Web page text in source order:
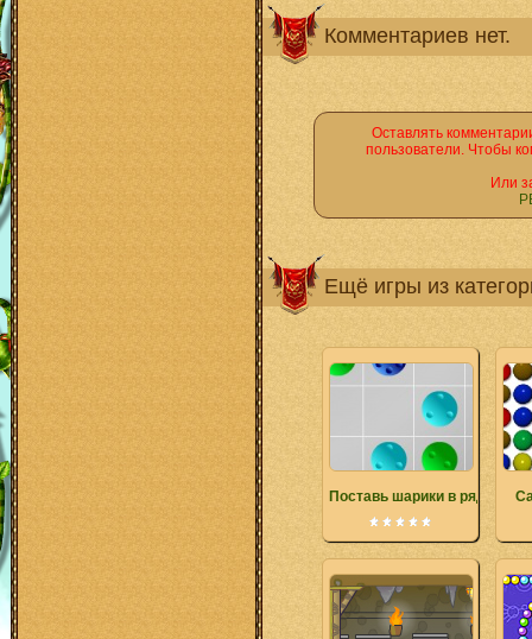
Комментариев нет.
Оставлять
пользователи. Чтобы
Или
Ещё игры из
Поставь шарики в ряд